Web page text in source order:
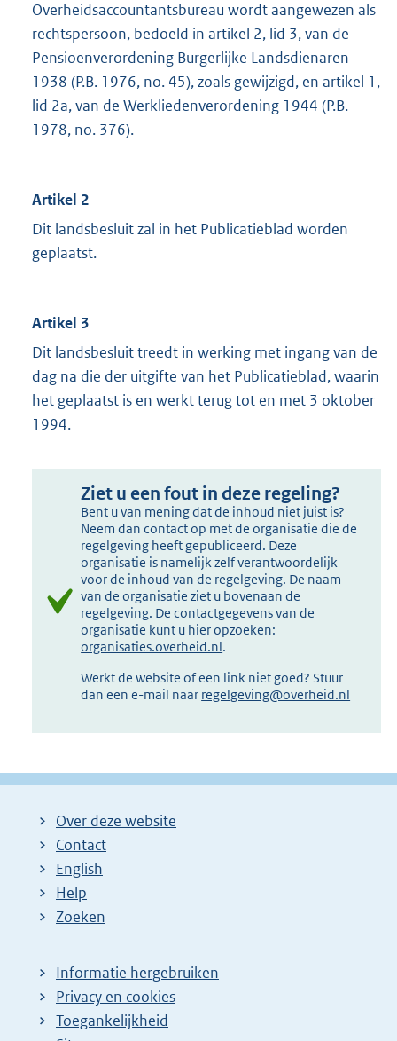
Overheidsaccountantsbureau wordt aangewezen als
rechtspersoon, bedoeld in artikel 2, lid 3, van de
Pensioenverordening Burgerlijke Landsdienaren
1938 (P.B. 1976, no. 45), zoals gewijzigd, en artikel 1,
lid 2a, van de Werkliedenverordening 1944 (P.B.
1978, no. 376).
Artikel 2
Dit landsbesluit zal in het Publicatieblad worden
geplaatst.
Artikel 3
Dit landsbesluit treedt in werking met ingang van de
dag na die der uitgifte van het Publicatieblad, waarin
het geplaatst is en werkt terug tot en met 3 oktober
1994.
Ziet u een fout in deze regeling?
Bent u van mening dat de inhoud niet juist is?
Neem dan contact op met de organisatie die de
regelgeving heeft gepubliceerd. Deze
organisatie is namelijk zelf verantwoordelijk
voor de inhoud van de regelgeving. De naam
van de organisatie ziet u bovenaan de
regelgeving. De contactgegevens van de
organisatie kunt u hier opzoeken:
organisaties.overheid.nl.
Werkt de website of een link niet goed? Stuur
dan een e-mail naar regelgeving@overheid.nl
Over deze website
Contact
English
Help
Zoeken
Informatie hergebruiken
Privacy en cookies
Toegankelijkheid